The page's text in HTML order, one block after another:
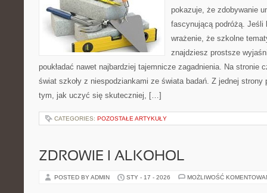
pokazuje, że zdobywanie
fascynującą podróżą. Jeśli
wrażenie, że szkolne
znajdziesz prostsze
poukładać nawet najbardziej tajemnicze zagadnienia. Na stronie
świat szkoły z niespodziankami ze świata badań. Z jednej strony
tym, jak uczyć się skuteczniej, […]
CATEGORIES: POZOSTAŁE ARTYKUŁY
ZDROWIE I ALKOHOL
POSTED BY ADMIN STY - 17 - 2026 MOŻLIWOŚĆ